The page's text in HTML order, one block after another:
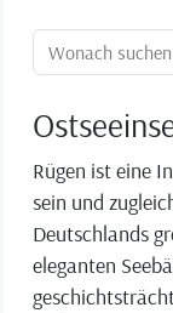
Ortssuche:
Rügen ist eine
sein und
Deutschlands
eleganten